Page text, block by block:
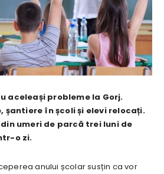
aceleași probleme la Gorj.
în școli și elevi relocați.
umeri de parcă trei luni de
o zi.
anului școlar susțin ca vor